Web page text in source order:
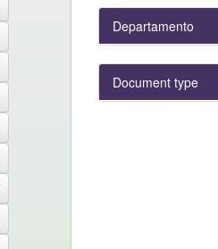
Departamento
Document type